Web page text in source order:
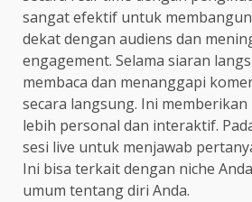
sangat efektif untuk
dekat dengan audiens dan
engagement. Selama siaran
membaca dan menanggapi
secara langsung. Ini
lebih personal dan interaktif.
sesi live untuk menjawab
Ini bisa terkait dengan niche
umum tentang diri Anda.